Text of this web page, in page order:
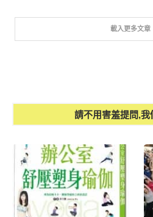
載入更多文章
請不用害羞提問,我